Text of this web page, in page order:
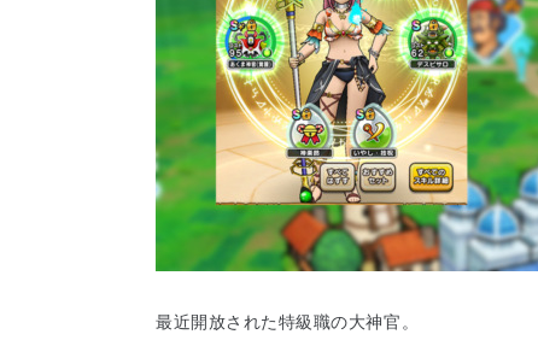
最近開放された特級職の大神官。